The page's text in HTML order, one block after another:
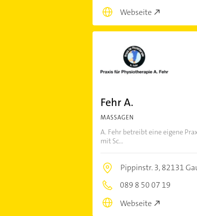
Webseite
Fehr A.
MASSAGEN
A. Fehr betreibt eine eigene
mit Sc...
Pippinstr. 3,82131
089 8 50 07 19
Webseite